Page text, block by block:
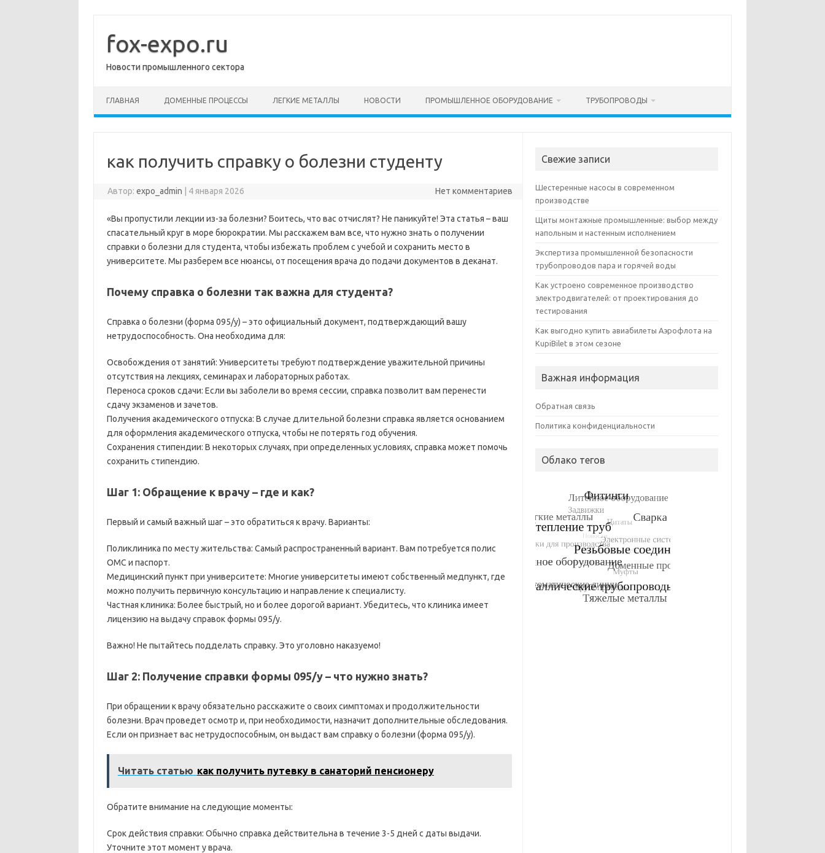
содержимому
fox-expo.ru
Новости промышленного сектора
ГЛАВНАЯ ДОМЕННЫЕ ПРОЦЕССЫ ЛЕГКИЕ МЕТАЛЛЫ НОВОСТИ ПРОМЫШЛЕННОЕ ОБОРУДОВАНИЕ ТРУБОПРОВОДЫ
как получить справку о болезни студенту
Автор:expo_admin 4 января 2026 Нет комментариев
«Вы пропустили лекции из-за болезни? Боитесь, что вас отчислят? Не паникуйте! Эта статья – ваш
спасательный круг в море бюрократии. Мы расскажем вам все, что нужно знать о получении
справки о болезни для студента, чтобы избежать проблем с учебой и сохранить место в
университете. Мы разберем все нюансы, от посещения врача до подачи документов в деканат.
Почему справка о болезни так важна для студента?
Справка о болезни (форма 095/у) – это официальный документ, подтверждающий вашу
нетрудоспособность. Она необходима для:
Освобождения от занятий: Университеты требуют подтверждение уважительной причины
отсутствия на лекциях, семинарах и лабораторных работах.
Переноса сроков сдачи: Если вы заболели во время сессии, справка позволит вам перенести
сдачу экзаменов и зачетов.
Получения академического отпуска: В случае длительной болезни справка является основанием
для оформления академического отпуска, чтобы не потерять год обучения.
Сохранения стипендии: В некоторых случаях, при определенных условиях, справка может помочь
сохранить стипендию.
Шаг 1: Обращение к врачу – где и как?
Первый и самый важный шаг – это обратиться к врачу. Варианты:
Поликлиника по месту жительства: Самый распространенный вариант. Вам потребуется полис
ОМС и паспорт.
Медицинский пункт при университете: Многие университеты имеют собственный медпункт, где
можно получить первичную консультацию и направление к специалисту.
Частная клиника: Более быстрый, но и более дорогой вариант. Убедитесь, что клиника имеет
лицензию на выдачу справок формы 095/у.
Важно! Не пытайтесь подделать справку. Это уголовно наказуемо!
Шаг 2: Получение справки формы 095/у – что нужно знать?
При обращении к врачу обязательно расскажите о своих симптомах и продолжительности
болезни. Врач проведет осмотр и, при необходимости, назначит дополнительные обследования.
Если он признает вас нетрудоспособным, он выдаст вам справку о болезни (форма 095/у).
Читать статью как получить путевку в санаторий пенсионеру
Обратите внимание на следующие моменты:
Срок действия справки: Обычно справка действительна в течение 3-5 дней с даты выдачи.
Уточните этот момент у врача.
Свежие записи
Шестеренные насосы в современном
производстве
Щиты монтажные промышленные: выбор между
напольным и настенным исполнением
Экспертиза промышленной безопасности
трубопроводов пара и горячей воды
Как устроено современное производство
электродвигателей: от проектирования до
тестирования
Как выгодно купить авиабилеты Аэрофлота на
KupiBilet в этом сезоне
Важная информация
Обратная связь
Политика конфиденциальности
Облако тегов